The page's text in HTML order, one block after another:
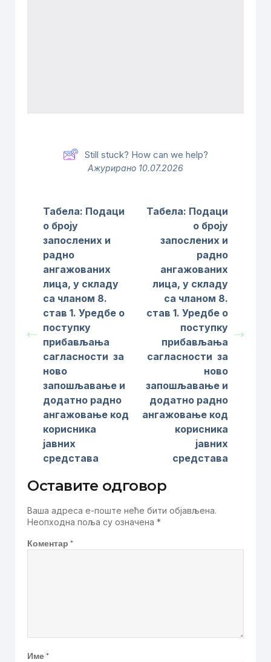
Still stuck? How can we help?
Ажурирано 10.07.2026
Табелa: Подаци
о броју
запослених и
радно
ангажованих
лица, у складу
са чланом 8.
став 1. Уредбе о
поступку
прибављања
сагласности за
ново
запошљавање и
додатно радно
ангажовање код
корисника
јавних
средстава
Табелa: Подаци
о броју
запослених и
радно
ангажованих
лица, у складу
са чланом 8.
став 1. Уредбе о
поступку
прибављања
сагласности за
ново
запошљавање и
додатно радно
ангажовање код
корисника
јавних
средстава
Оставите одговор
Ваша адреса е-поште неће бити објављена.
Неопходна поља су означена *
Коментар *
Име*